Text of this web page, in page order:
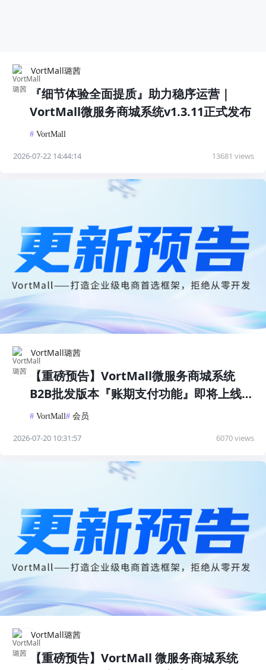
VortMall璐茜
『细节体验全面提质』助力稳序运营｜
VortMall微服务商城系统v1.3.11正式发布
# VortMall
2026-07-22 14:44:14 13681 views
VortMall璐茜
【重磅预告】VortMall微服务商城系统
B2B批发版本『账期支付功能』即将上线，
企业授信支付更高效！
# VortMall# 会员
2026-07-20 10:31:57 6070 views
VortMall璐茜
【重磅预告】VortMall 微服务商城系统